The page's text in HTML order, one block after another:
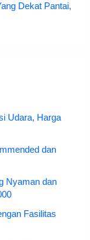
Dekat Pantai,
Udara, Harga
dan
Nyaman dan
Fasilitas